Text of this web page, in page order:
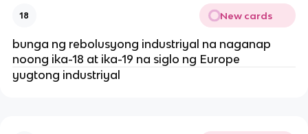
18 New cards
bunga ng rebolusyong industriyal na naganap
noong ika-18 at ika-19 na siglo ng Europe
yugtong industriyal